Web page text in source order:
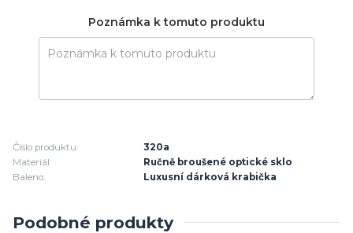
Poznámka k tomuto produktu
Číslo produktu:
320a
Materiál:
Ručně broušené optické sklo
Baleno:
Luxusní dárková krabička
Podobné produkty